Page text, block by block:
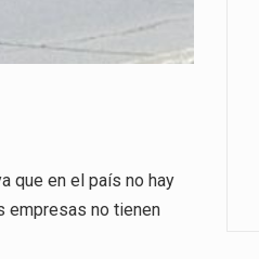
que en el país no hay
empresas no tienen